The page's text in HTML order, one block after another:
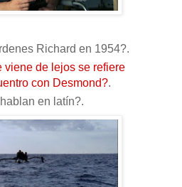
Richard en 1954?.
viene de lejos se refiere
con Desmond?.
en latín?.